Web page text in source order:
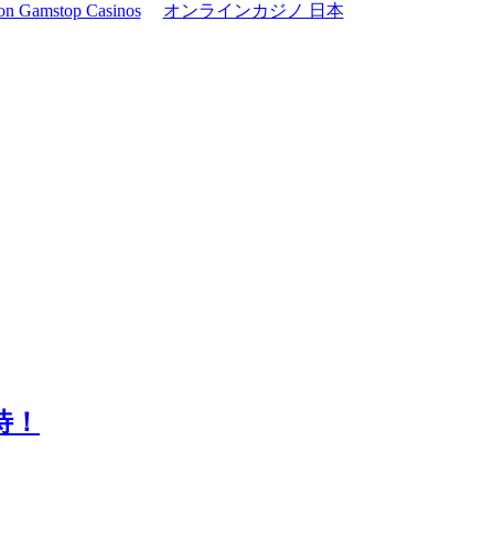
Gamstop Casinos オンラインカジノ 日本